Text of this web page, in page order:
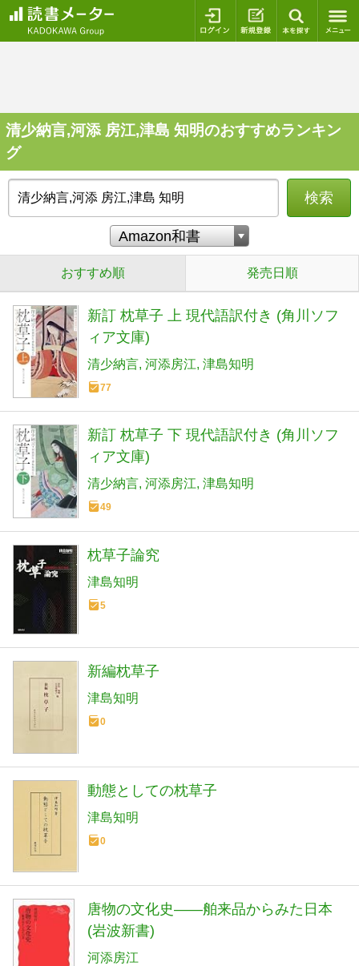
ログイン 新規登録
清少納言,河添 房江,津島 知明のおすすめランキン
グ
検索
おすすめ順 発売日順
新訂 枕草子 上 現代語訳付き (角川ソフ
ィア文庫)
清少納言 河添房江 津島知明
77
新訂 枕草子 下 現代語訳付き (角川ソフ
ィア文庫)
清少納言 河添房江 津島知明
49
枕草子論究
津島知明
5
新編枕草子
津島知明
0
動態としての枕草子
津島知明
0
唐物の文化史――舶来品からみた日本
(岩波新書)
河添房江